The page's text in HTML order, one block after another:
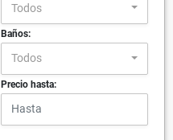
Todos
Baños:
Todos
Precio hasta: